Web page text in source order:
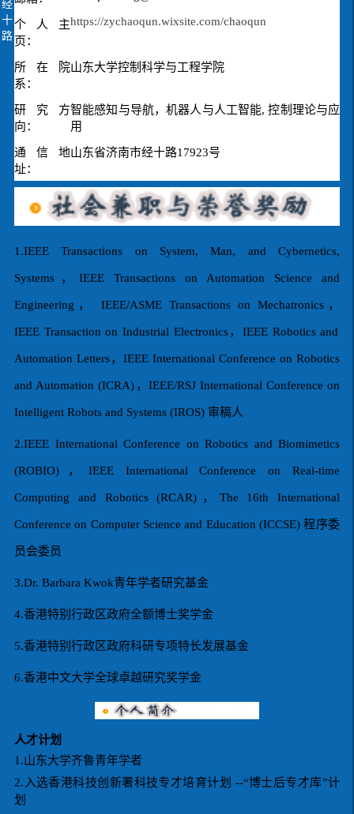
个人主
页：
https://zychaoqun.wixsite.com/chaoqun
所在院
系：
山东大学控制科学与工程学院
研究方
向：
智能感知与导航，机器人与人工智能, 控制理论与应
用
通信地
址：
山东省济南市经十路17923号
1.IEEE Transactions on System, Man, and Cybernetics,
Systems ，IEEE Transactions on Automation Science and
Engineering ， IEEE/ASME Transactions on Mechatronics ，
IEEE Transaction on Industrial Electronics，IEEE Robotics and
Automation Letters，IEEE International Conference on Robotics
and Automation (ICRA) ， IEEE/RSJ International Conference on
Intelligent Robots and Systems (IROS) 审稿人
2.IEEE International Conference on Robotics and Biomimetics
(ROBIO) ， IEEE International Conference on Real-time
Computing and Robotics (RCAR) ， The 16th International
Conference on Computer Science and Education (ICCSE)程序委
员会委员
3.Dr. Barbara Kwok青年学者研究基金
4.香港特别行政区政府全额博士奖学金
5.香港特别行政区政府科研专项特长发展基金
6.香港中文大学全球卓越研究奖学金
人才计划
1.山东大学齐鲁青年学者
2.入选香港科技创新署科技专才培育计划 --“博士后专才库”计
划
经
十
路